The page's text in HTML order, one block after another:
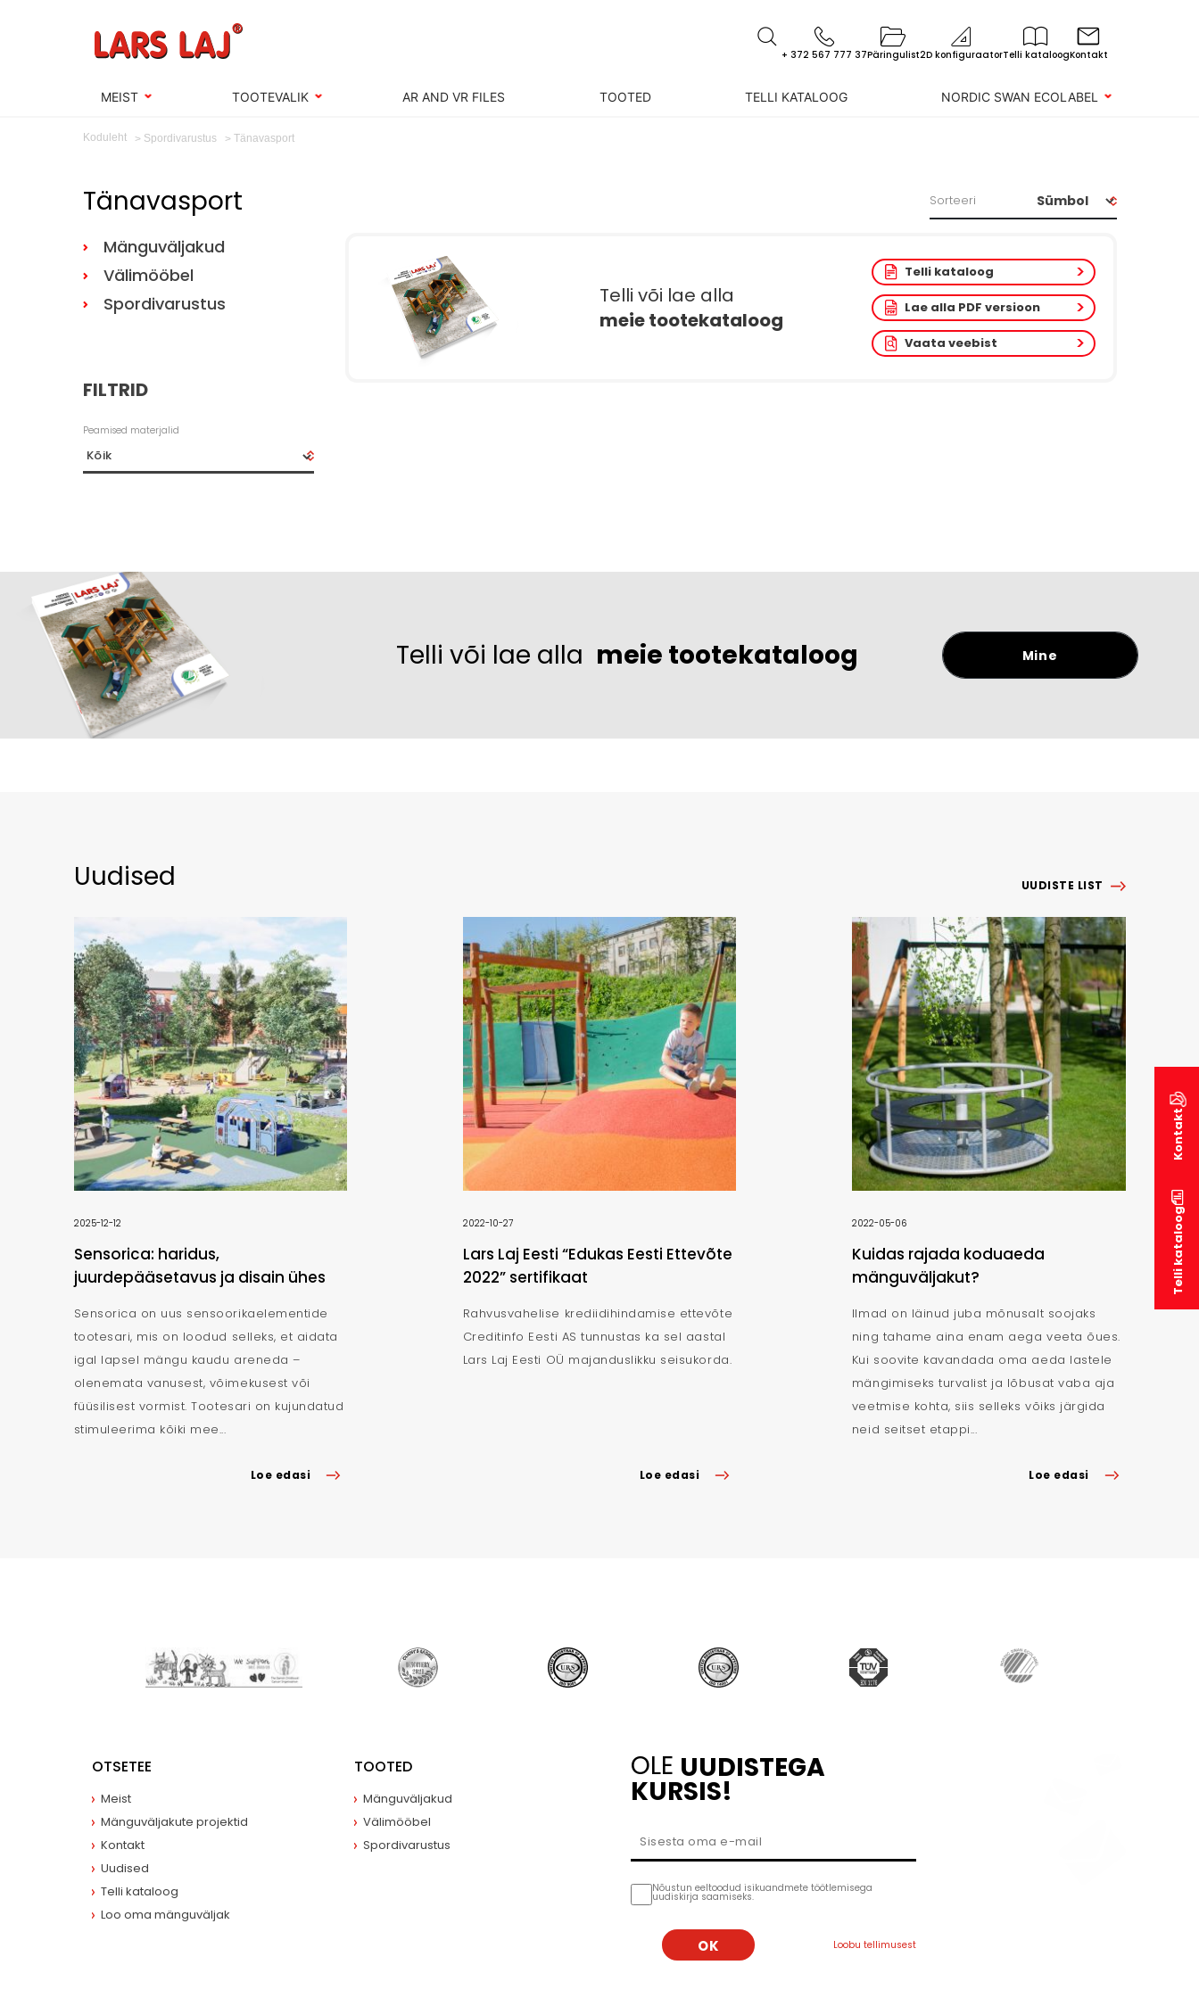
+ 372 567 777 37Päringulist2D konfiguraatorTelli kataloogKontakt
MEIST TOOTEVALIK AR AND VR FILES TOOTED TELLI KATALOOG NORDIC SWAN ECOLABEL
Koduleht Spordivarustus Tänavasport
Tänavasport Sorteeri
Mänguväljakud
Välimööbel
Spordivarustus
FILTRID
Peamised materjalid
Telli või lae alla
meie tootekataloog
Telli kataloog
Lae alla PDF versioon
Vaata veebist
Telli kataloog
Kontakt
Telli või lae alla meie tootekataloog Mine
Uudised UUDISTE LIST
2025-12-12
Sensorica: haridus,
juurdepääsetavus ja disain ühes
Sensorica on uus sensoorikaelementide
tootesari, mis on loodud selleks, et aidata
igal lapsel mängu kaudu areneda –
olenemata vanusest, võimekusest või
füüsilisest vormist. Tootesari on kujundatud
stimuleerima kõiki mee...
Loe edasi
2022-10-27
Lars Laj Eesti “Edukas Eesti Ettevõte
2022” sertifikaat
Rahvusvahelise krediidihindamise ettevõte
Creditinfo Eesti AS tunnustas ka sel aastal
Lars Laj Eesti OÜ majanduslikku seisukorda.
Loe edasi
2022-05-06
Kuidas rajada koduaeda
mänguväljakut?
Ilmad on läinud juba mõnusalt soojaks
ning tahame aina enam aega veeta õues.
Kui soovite kavandada oma aeda lastele
mängimiseks turvalist ja lõbusat vaba aja
veetmise kohta, siis selleks võiks järgida
neid seitset etappi...
Loe edasi
OTSETEE
Meist
Mänguväljakute projektid
Kontakt
Uudised
Telli kataloog
Loo oma mänguväljak
TOOTED
Mänguväljakud
Välimööbel
Spordivarustus
OLE UUDISTEGA
KURSIS!
Nõustun eeltoodud isikuandmete töötlemisega
uudiskirja saamiseks.